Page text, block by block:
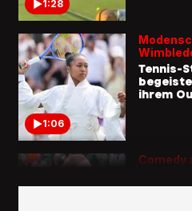
1:28
1:06
Tennis-
ihrem
Comedy